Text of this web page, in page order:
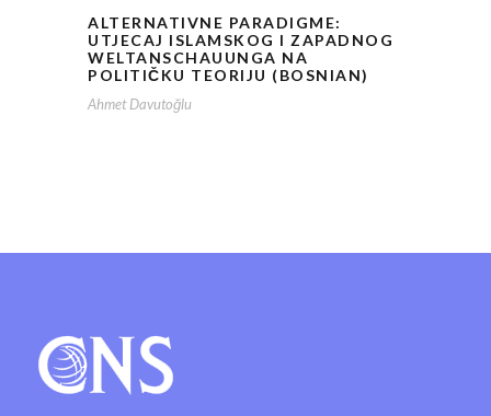
ALTERNATIVNE PARADIGME:
UTJECAJ ISLAMSKOG I ZAPADNOG
WELTANSCHAUUNGA NA
POLITIČKU TEORIJU (BOSNIAN)
Ahmet Davutoğlu